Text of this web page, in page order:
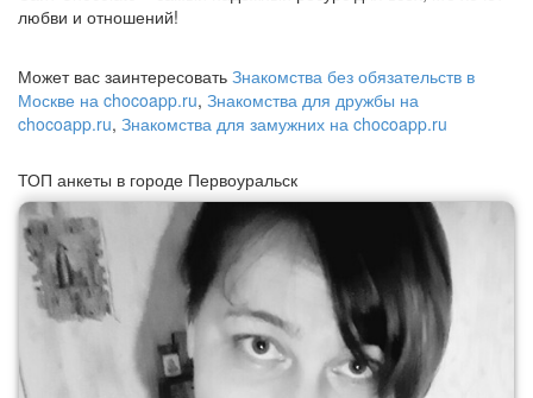
любви и отношений!
Может вас заинтересовать Знакомства без обязательств в
Москве на chocoapp.ru, Знакомства для дружбы на
chocoapp.ru, Знакомства для замужних на chocoapp.ru
ТОП анкеты в городе Первоуральск